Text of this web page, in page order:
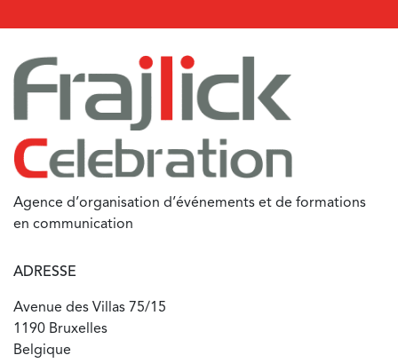
Agence d’organisation d’événements et de formations
en communication
ADRESSE
Avenue des Villas 75/15
1190 Bruxelles
Belgique